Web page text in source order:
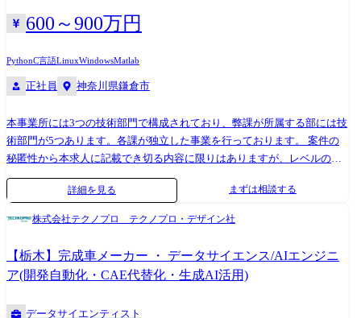
600～900万円
PythonC言語LinuxWindowsMatlab
正社員 神奈川県鎌倉市
本事業所には3つの技術部門で構成されており、弊課が所属する部には技
術部門が5つあります。各課が独立した事業を行っております。 案件の
秘匿性から本求人に記載でき切る内容に限りはありますが、レベルの高
い案件に携わることができキャリアアップをされたい方には魅力的な案
件に携わるチャンスもございます。 <組織のビジョン・ミッション/活動
方針> 当組織は、主に製品セキュリティを担う部隊です。 昨今のセキュ
となっています。 <業務概要> 今回の募集は、ネットワークセキュリティ
に関するシステム開発業務です。[桜井1] [正加2] <業務詳細> ・ネットワ
ークセキュリティに関する開発案件で三菱電機が納品するサーバーやス
詳細を見る まずは相談する
株式会社テクノプロ テクノプロ・デザイン社
【栃木】完成車メーカー ・ データサイエンス/AIエンジニ
ア(開発自動化・CAE代替化・生成AI活用)
データサイエンティスト